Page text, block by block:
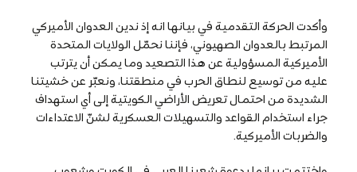
وأكدت الحركة التقدمية في بيانها انه إذ ندين العدوان الأميركي
المرتبط بالعدوان الصهيوني، فإننا نحمّل الولايات المتحدة
الأميركية المسؤولية عن هذا التصعيد وما يمكن أن يترتب
عليه من توسيع لنطاق الحرب في منطقتنا، ونعبّر عن خشيتنا
الشديدة من احتمال تعريض الأراضي الكويتية إلى أي استهداف
جراء استخدام القواعد والتسهيلات العسكرية لشنّ الاعتداءات
والضربات الأميركية.